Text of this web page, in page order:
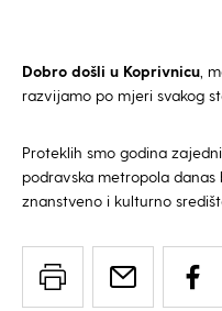
Dobro došli u Koprivnicu ,
razvijamo po mjeri svakog
Proteklih smo godina
podravska metropola danas
znanstveno i kulturno